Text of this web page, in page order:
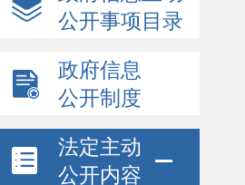
公开事项目录
政府信息
公开制度
法定主动
公开内容